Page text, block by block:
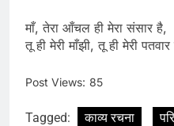
माँ, तेरा आँचल ही मेरा संसार है,
तू ही मेरी माँझी, तू ही मेरी
Post Views: 85
Tagged: काव्य रचना